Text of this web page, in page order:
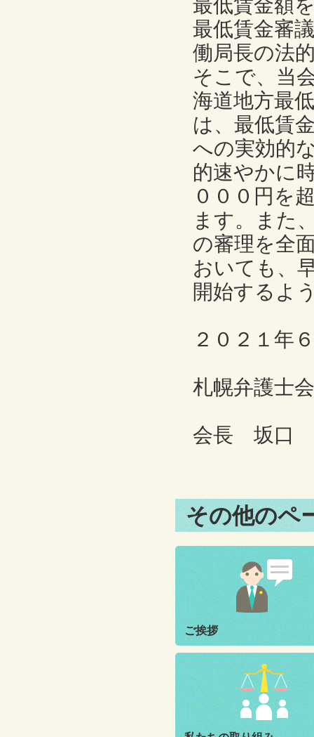
最低賃金額
最低賃金審
働局長の法
そこで、当
海道地方最
は、最低賃
への実効的
的速やかに
０００円を
ます。また
の審理を全
おいても、
開始するよ
２０２１年
札幌
会長 坂
その他のペ
ご挨拶